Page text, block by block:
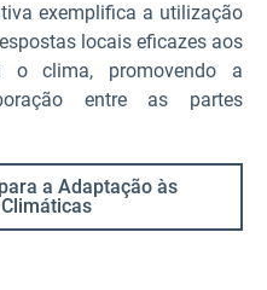
exemplifica a utilização
locais eficazes aos
o clima, promovendo a
entre as partes
a Adaptação às